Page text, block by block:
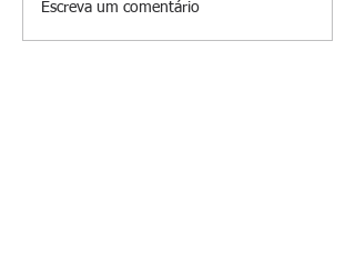
Escreva um comentário